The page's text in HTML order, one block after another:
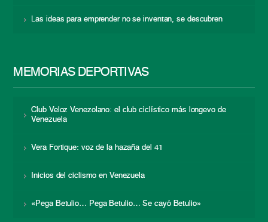
Las ideas para emprender no se inventan, se descubren
MEMORIAS DEPORTIVAS
Club Veloz Venezolano: el club ciclístico más longevo de
Venezuela
Vera Fortique: voz de la hazaña del 41
Inicios del ciclismo en Venezuela
«Pega Betulio… Pega Betulio… Se cayó Betulio»